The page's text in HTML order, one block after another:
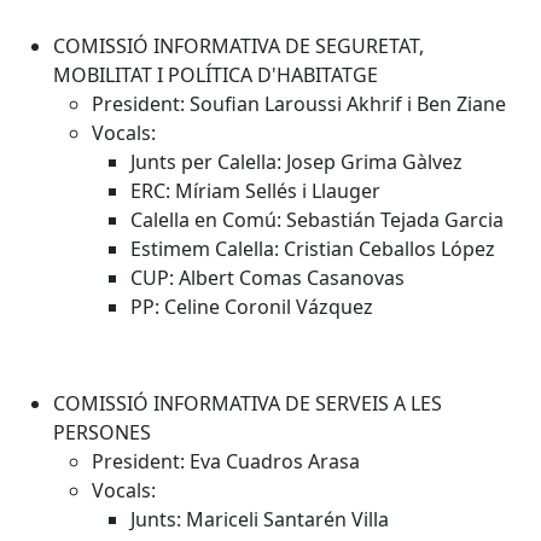
COMISSIÓ INFORMATIVA DE SEGURETAT,
MOBILITAT I POLÍTICA D'HABITATGE
President: Soufian Laroussi Akhrif i Ben Ziane
Vocals:
Junts per Calella: Josep Grima Gàlvez
ERC: Míriam Sellés i Llauger
Calella en Comú: Sebastián Tejada Garcia
Estimem Calella: Cristian Ceballos López
CUP: Albert Comas Casanovas
PP: Celine Coronil Vázquez
COMISSIÓ INFORMATIVA DE SERVEIS A LES
PERSONES
President: Eva Cuadros Arasa
Vocals:
Junts: Mariceli Santarén Villa